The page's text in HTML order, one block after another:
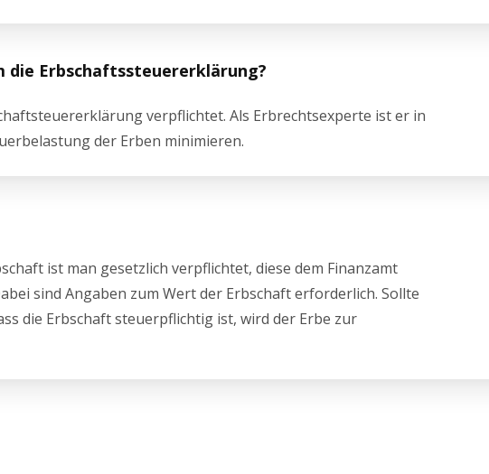
Erbschaftssteuererklärung?
verpflichtet. Als Erbrechtsexperte ist er in
der Erben minimieren.
ist man gesetzlich verpflichtet, diese dem Finanzamt
sind Angaben zum Wert der Erbschaft erforderlich. Sollte
die Erbschaft steuerpflichtig ist, wird der Erbe zur